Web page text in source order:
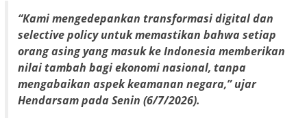
“Kami mengedepankan transformasi digital dan
selective policy untuk memastikan bahwa setiap
orang asing yang masuk ke Indonesia memberikan
nilai tambah bagi ekonomi nasional, tanpa
mengabaikan aspek keamanan negara,” ujar
Hendarsam pada Senin (6/7/2026).